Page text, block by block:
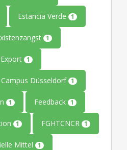
Estancia Verde 1
1
Export 1
Düsseldorf 1
1 Feedback 1
1 FGHTCNCR 1
Mittel 1